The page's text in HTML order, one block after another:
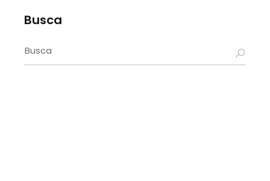
Busca
Search
for: